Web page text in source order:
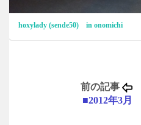
hoxylady (sende50) in onomichi
前の記事
■2012年3月